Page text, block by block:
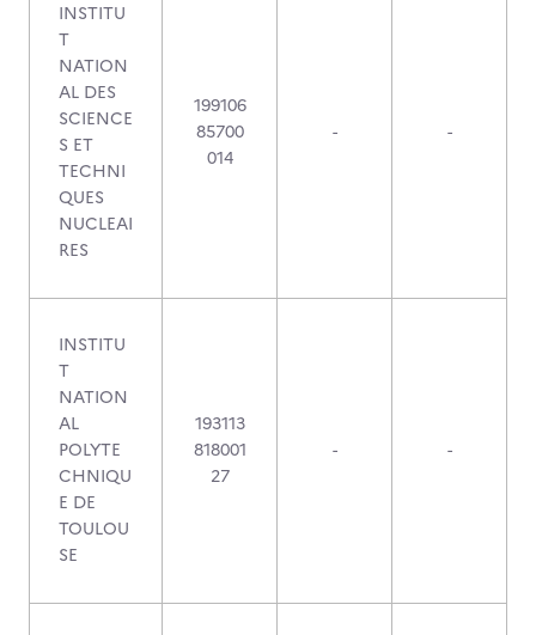
INSTITU
T
NATION
AL DES
SCIENCE
S ET
TECHNI
QUES
NUCLEAI
RES
199106
85700
014
- -
INSTITU
T
NATION
AL
POLYTE
CHNIQU
E DE
TOULOU
SE
193113
818001
27
- -